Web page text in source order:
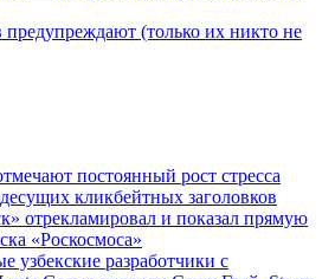
(только их никто не
постоянный рост стресса
кликбейтных заголовков
отрекламировал и показал прямую
«Роскосмоса»
узбекские разработчики с